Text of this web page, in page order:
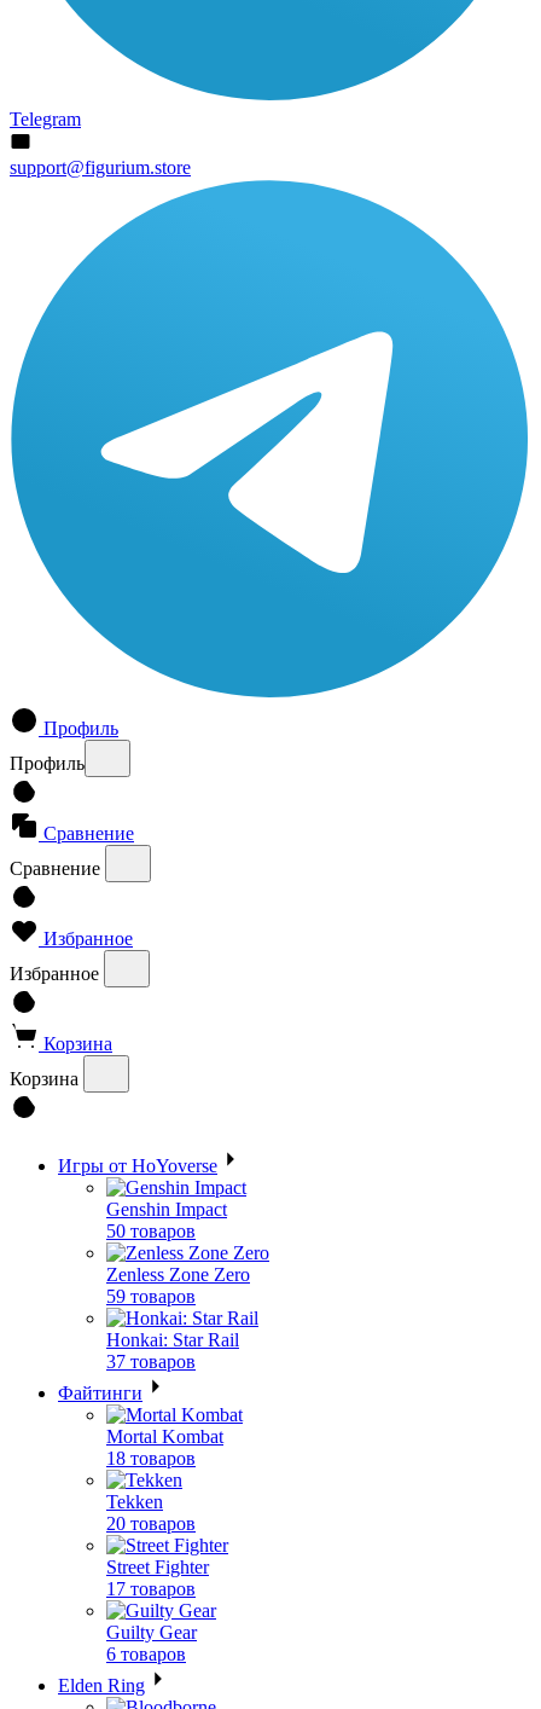
Telegram
support@figurium.store
Профиль
Профиль
Сравнение
Сравнение
Избранное
Избранное
Корзина
Корзина
Игры от HoYoverse
Genshin Impact
50 товаров
Zenless Zone Zero
59 товаров
Honkai: Star Rail
37 товаров
Файтинги
Mortal Kombat
18 товаров
Tekken
20 товаров
Street Fighter
17 товаров
Guilty Gear
6 товаров
Elden Ring